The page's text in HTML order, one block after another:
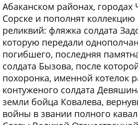
Абаканском районах, городах
Сорске и пополнят
реликвий: фляжка солдата
которую передали
погибшего, последняя
солдата Бызова, после
похоронка, именной котелок
контуженого солдата
земли бойца Ковалева,
войны в звании полного